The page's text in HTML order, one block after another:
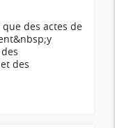
des actes de
des